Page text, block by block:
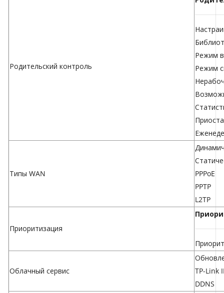
Родительский контроль
Режим
Режим
Типы WAN
PPPoE
PPTP
L2TP
Приоритизация
Облачный сервис
TP-Link
DDNS